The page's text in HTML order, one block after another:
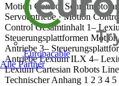
Europacable
Alle Partner
Motion Control
Servoantriebe · Motion
Control Gesamtinhalt 1–
Steuerungsplattformen
Antriebe 3–
Antriebe Lexium ILX 4–
Lexium Cartesian Robots
Technischer Anhang 1 2 3 4